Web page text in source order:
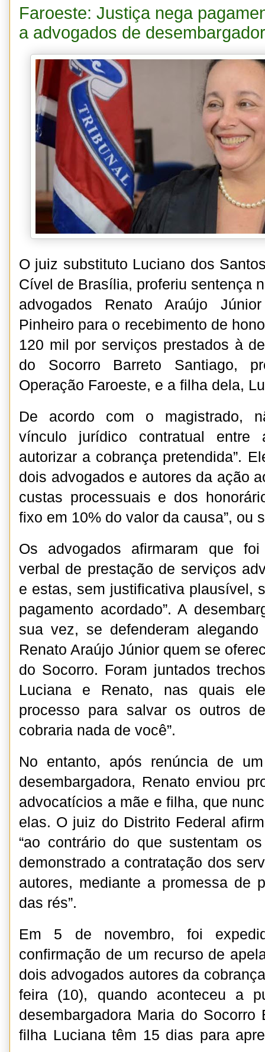
Faroeste: Justiça nega
a advogados de
O juiz substituto Luciano dos
Cível de Brasília, proferiu sentença
advogados Renato Araújo
Pinheiro para o recebimento de
120 mil por serviços prestados à
do Socorro Barreto Santiago,
Operação Faroeste, e a filha dela,
De acordo com o magistrado,
vínculo jurídico contratual
autorizar a cobrança pretendida”.
dois advogados e autores da ação
custas processuais e dos
fixo em 10% do valor da causa”, ou
Os advogados afirmaram que foi
verbal de prestação de serviços
e estas, sem justificativa plausível,
pagamento acordado”. A
sua vez, se defenderam
Renato Araújo Júnior quem se
do Socorro. Foram juntados
Luciana e Renato, nas quais
processo para salvar os outros
cobraria nada de você”.
No entanto, após renúncia de
desembargadora, Renato enviou
advocatícios a mãe e filha, que
elas. O juiz do Distrito Federal
“ao contrário do que sustentam
demonstrado a contratação dos
autores, mediante a promessa de
das rés”.
Em 5 de novembro, foi
confirmação de um recurso de
dois advogados autores da
feira (10), quando aconteceu a
desembargadora Maria do Socorro
filha Luciana têm 15 dias para